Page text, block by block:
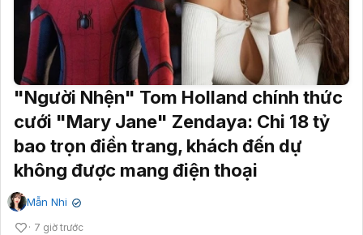
"Người Nhện" Tom Holland chính thức
cưới "Mary Jane" Zendaya: Chi 18 tỷ
bao trọn điền trang, khách đến dự
không được mang điện thoại
Mẫn Nhi ✔
7 giờ trước